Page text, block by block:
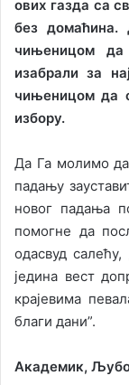
ових газда са
без
чињеницом
изабрали за
чињеницом да
избору.
Да Га молимо
падању
новог падања
помогне да
одасвуд
једина вест
крајевима
благи дани”.
Академик,